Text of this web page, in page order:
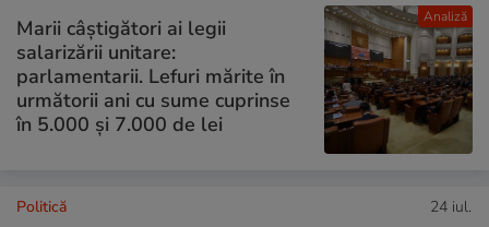
Analiză
Marii câștigători ai legii
salarizării unitare:
parlamentarii. Lefuri mărite în
următorii ani cu sume cuprinse
în 5.000 și 7.000 de lei
Politică 24 iul.